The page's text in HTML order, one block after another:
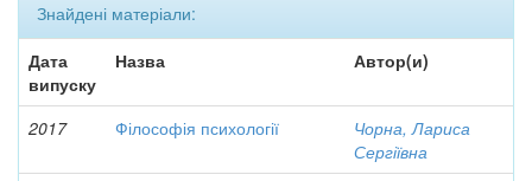
Знайдені матеріали:
Дата
випуску
Назва Автор(и)
2017 Філософія психології
Чорна, Лариса
Сергіївна